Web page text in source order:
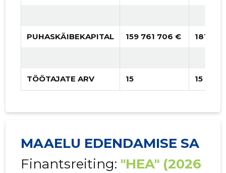
PUHASKÄIBEKAPITAL 159 761 706 € 181
TÖÖTAJATE ARV 15 15
MAAELU EDENDAMISE SA
Finantsreiting: "HEA" (2026